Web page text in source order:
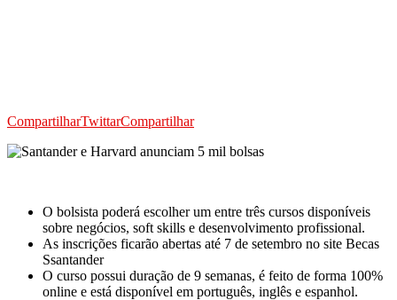
CompartilharTwittarCompartilhar
O bolsista poderá escolher um entre três cursos disponíveis
sobre negócios, soft skills e desenvolvimento profissional.
As inscrições ficarão abertas até 7 de setembro no site Becas
Ssantander
O curso possui duração de 9 semanas, é feito de forma 100%
online e está disponível em português, inglês e espanhol.